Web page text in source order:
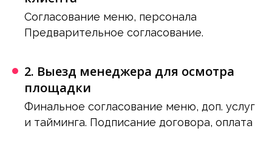
Согласование меню, персонала
Предварительное согласование.
2. Выезд менеджера для осмотра
площадки
Финальное согласование меню, доп. услуг
и тайминга. Подписание договора, оплата
Артисты и Dj, звук и свет
Подробнее